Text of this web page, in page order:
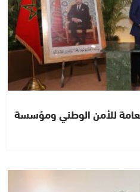
للأمن الوطني ومؤسسة